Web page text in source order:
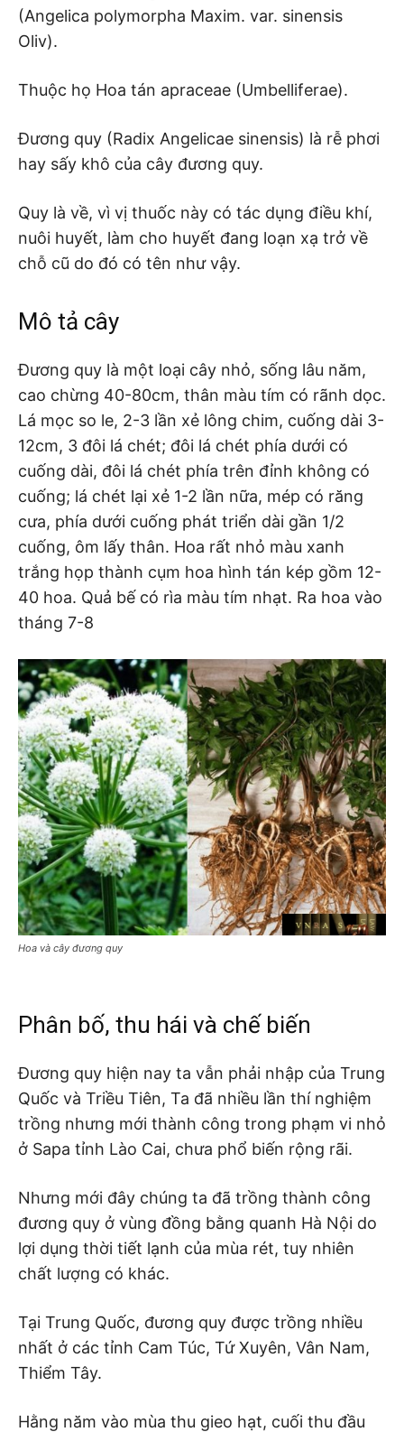
(Angelica polymorpha Maxim. var. sinensis
Oliv).
Thuộc họ Hoa tán apraceae (Umbelliferae).
Đương quy (Radix Angelicae sinensis) là rễ phơi
hay sấy khô của cây đương quy.
Quy là về, vì vị thuốc này có tác dụng điều khí,
nuôi huyết, làm cho huyết đang loạn xạ trở về
chỗ cũ do đó có tên như vậy.
Mô tả cây
Đương quy là một loại cây nhỏ, sống lâu năm,
cao chừng 40-80cm, thân màu tím có rãnh dọc.
Lá mọc so le, 2-3 lần xẻ lông chim, cuống dài 3-
12cm, 3 đôi lá chét; đôi lá chét phía dưới có
cuống dài, đôi lá chét phía trên đỉnh không có
cuống; lá chét lại xẻ 1-2 lần nữa, mép có răng
cưa, phía dưới cuống phát triển dài gần 1/2
cuống, ôm lấy thân. Hoa rất nhỏ màu xanh
trắng họp thành cụm hoa hình tán kép gồm 12-
40 hoa. Quả bế có rìa màu tím nhạt. Ra hoa vào
tháng 7-8
Hoa và cây đương quy
Phân bố, thu hái và chế biến
Đương quy hiện nay ta vẫn phải nhập của Trung
Quốc và Triều Tiên, Ta đã nhiều lần thí nghiệm
trồng nhưng mới thành công trong phạm vi nhỏ
ở Sapa tỉnh Lào Cai, chưa phổ biến rộng rãi.
Nhưng mới đây chúng ta đã trồng thành công
đương quy ở vùng đồng bằng quanh Hà Nội do
lợi dụng thời tiết lạnh của mùa rét, tuy nhiên
chất lượng có khác.
Tại Trung Quốc, đương quy được trồng nhiều
nhất ở các tỉnh Cam Túc, Tứ Xuyên, Vân Nam,
Thiểm Tây.
Hằng năm vào mùa thu gieo hạt, cuối thu đầu